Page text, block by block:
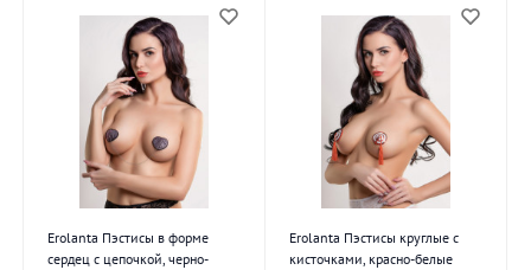
Erolanta Пэстисы в форме
сердец с цепочкой, черно-
Erolanta Пэстисы круглые с
кисточками, красно-белые